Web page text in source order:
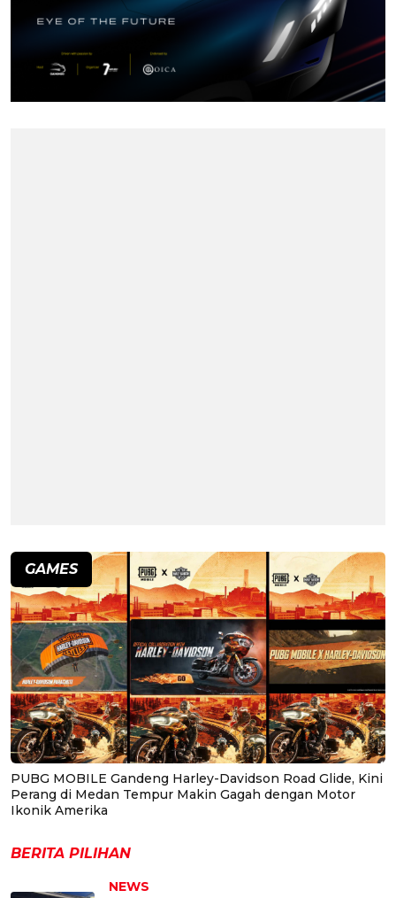
GAMES
PUBG MOBILE Gandeng Harley-Davidson Road Glide, Kini
Perang di Medan Tempur Makin Gagah dengan Motor
Ikonik Amerika
BERITA PILIHAN
NEWS